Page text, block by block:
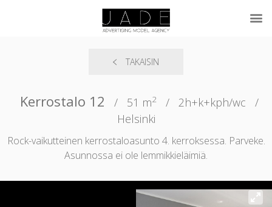
TAKAISIN
Kerrostalo 12 / 51 m2 / 2h+k+kph/wc
/
Helsinki
Rock-vaikutteinen kerrostaloasunto 4. kerroksessa. Parveke.
Asunnossa ei ole lemmikkieläimiä.